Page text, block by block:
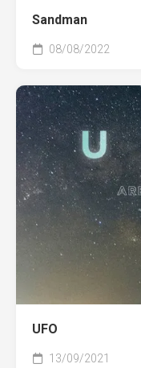
Sandman
08/08/2022
UFO
13/09/2021